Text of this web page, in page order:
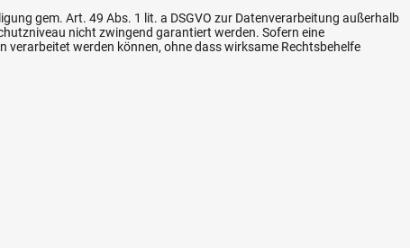
gem. Art. 49 Abs. 1 lit. a DSGVO zur Datenverarbeitung außerhalb
nicht zwingend garantiert werden. Sofern eine
verarbeitet werden können, ohne dass wirksame Rechtsbehelfe